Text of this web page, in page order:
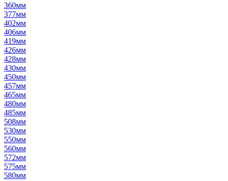
360мм
377мм
402мм
406мм
419мм
426мм
428мм
430мм
450мм
457мм
465мм
480мм
485мм
508мм
530мм
550мм
560мм
572мм
575мм
580мм